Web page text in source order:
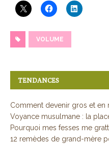
VOLUME
TENDANCES
Comment devenir gros et en
Voyance musulmane : la
Pourquoi mes fesses me
12 remèdes de grand-mère